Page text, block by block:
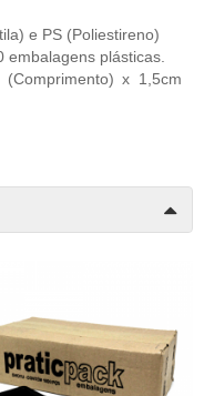
e PS (Poliestireno)
plásticas.
x 1,5cm